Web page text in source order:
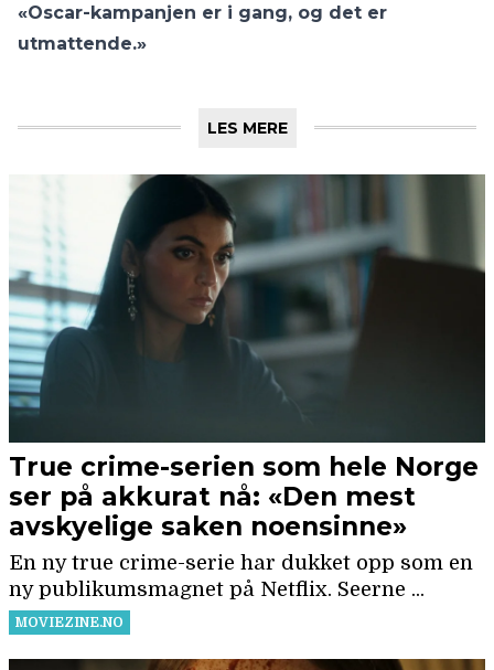
«Oscar-kampanjen er i gang, og det er
utmattende.»
LES MERE